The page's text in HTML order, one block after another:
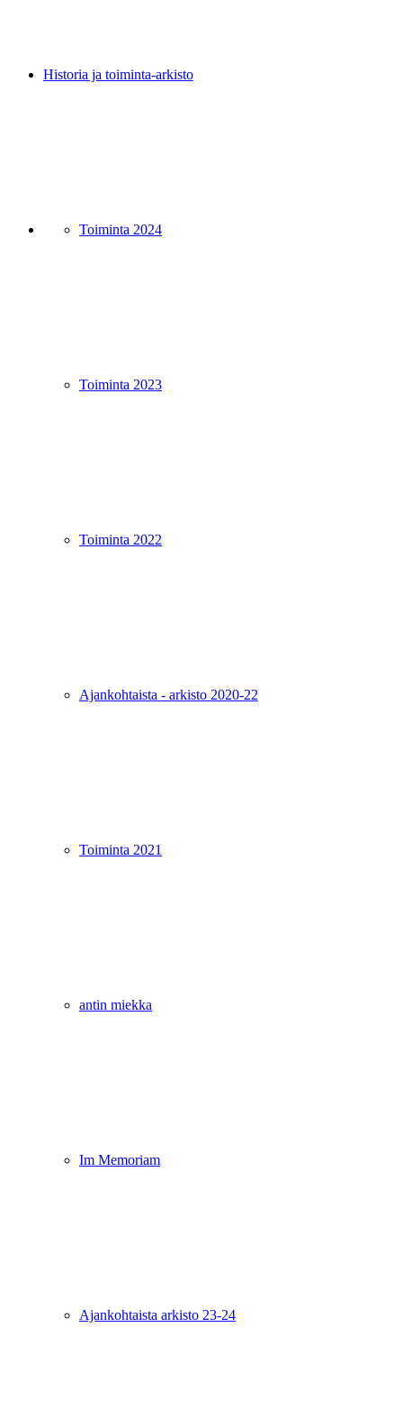
Historia ja toiminta-arkisto
Toiminta 2024
Toiminta 2023
Toiminta 2022
Ajankohtaista - arkisto 2020-22
Toiminta 2021
antin miekka
Im Memoriam
Ajankohtaista arkisto 23-24